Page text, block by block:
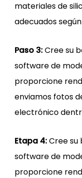
materiales de
adecuados
Paso 3:Cree su
software de
proporcione
enviamos fotos
electrónico
Etapa 4:Cree su
software de
proporcione